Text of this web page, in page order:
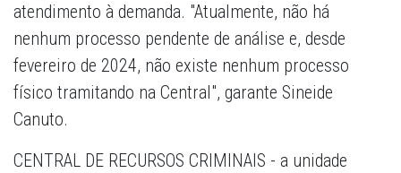
atendimento à demanda. "Atualmente, não há
nenhum processo pendente de análise e, desde
fevereiro de 2024, não existe nenhum processo
físico tramitando na Central", garante Sineide
Canuto.
CENTRAL DE RECURSOS CRIMINAIS - a unidade